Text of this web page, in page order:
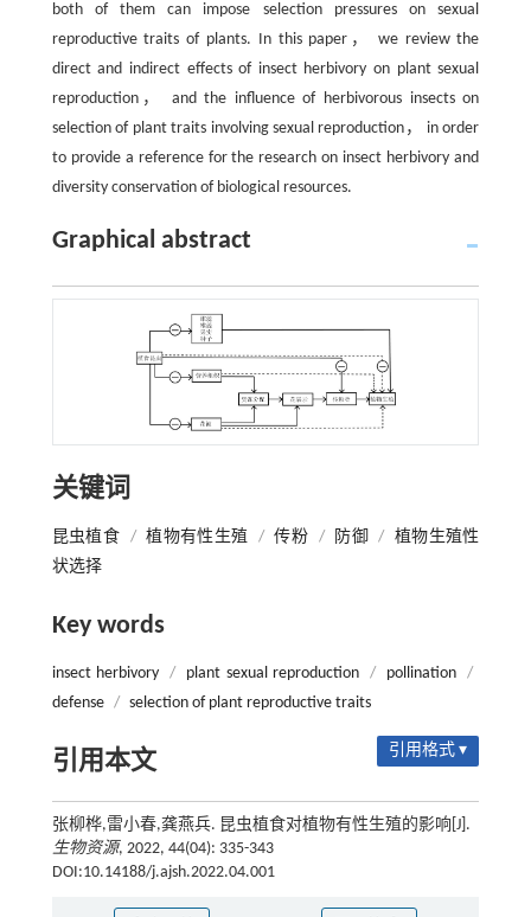
both of them can impose selection pressures on sexual
reproductive traits of plants. In this paper， we review the
direct and indirect effects of insect herbivory on plant sexual
reproduction， and the influence of herbivorous insects on
selection of plant traits involving sexual reproduction， in order
to provide a reference for the research on insect herbivory and
diversity conservation of biological resources.
Graphical abstract
关键词
昆虫植食 / 植物有性生殖 / 传粉 / 防御 / 植物生殖性
状选择
Key words
insect herbivory / plant sexual reproduction / pollination
/
defense / selection of plant reproductive traits
引用本文 引用格式 ▾
张柳桦,雷小春,龚燕兵. 昆虫植食对植物有性生殖的影响[J].
生物资源, 2022, 44(04): 335-343
DOI:10.14188/j.ajsh.2022.04.001